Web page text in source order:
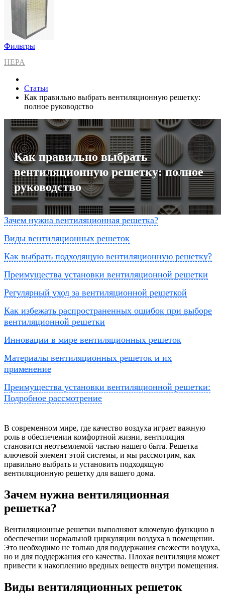
Фильтры
HEPA
Статьи
Как правильно выбрать вентиляционную решетку:
полное руководство
Как правильно выбрать
вентиляционную решетку: полное
руководство
Зачем нужна вентиляционная решетка?
Виды вентиляционных решеток
Как выбрать подходящую вентиляционную решетку?
Преимущества установки вентиляционной решетки
Регулярный уход за вентиляционной решеткой
Как избежать распространенных ошибок при выборе
вентиляционной решетки
Инновации в мире вентиляционных решеток
Материалы вентиляционных решеток и их
применение
Преимущества установки вентиляционной решетки:
Подробное рассмотрение
В современном мире, где качество воздуха играет важную
роль в обеспечении комфортной жизни, вентиляция
становится неотъемлемой частью нашего быта. Решетка –
ключевой элемент этой системы, и мы рассмотрим, как
правильно выбрать и установить подходящую
вентиляционную решетку для вашего дома.
Зачем нужна вентиляционная
решетка?
Вентиляционные решетки выполняют ключевую функцию в
обеспечении нормальной циркуляции воздуха в помещении.
Это необходимо не только для поддержания свежести воздуха,
но и для поддержания его качества. Плохая вентиляция может
привести к накоплению вредных веществ внутри помещения.
Виды вентиляционных решеток